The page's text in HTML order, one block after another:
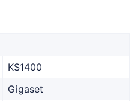
KS1400
Gigaset